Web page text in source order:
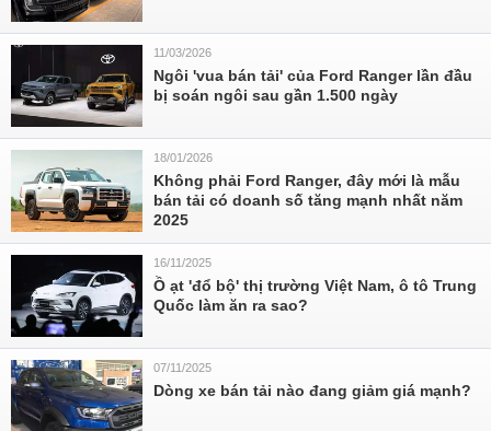
11/03/2026
Ngôi 'vua bán tải' của Ford Ranger lần đầu
bị soán ngôi sau gần 1.500 ngày
18/01/2026
Không phải Ford Ranger, đây mới là mẫu
bán tải có doanh số tăng mạnh nhất năm
2025
16/11/2025
Ồ ạt 'đổ bộ' thị trường Việt Nam, ô tô Trung
Quốc làm ăn ra sao?
07/11/2025
Dòng xe bán tải nào đang giảm giá mạnh?